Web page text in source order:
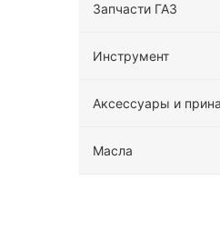
Запчасти ГАЗ
Инструмент
Аксессуары и
Масла